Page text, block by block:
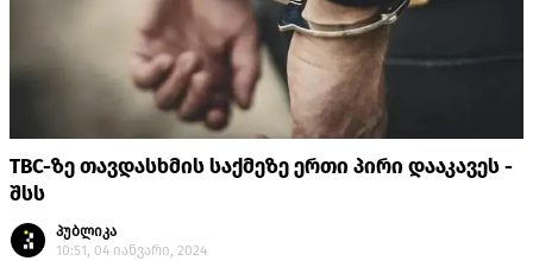
TBC-ზე თავდასხმის საქმეზე ერთი პირი დააკავეს -
შსს
პუბლიკა
10:51, 04 იანვარი, 2024